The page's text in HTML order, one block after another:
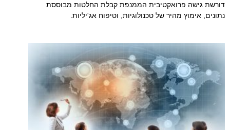
דורשת גישה פרואקטיבית הממנפת קבלת החלטות מבוססת
נתונים, אימוץ מהיר של טכנולוגיות, וטיפוח אג'יליות.